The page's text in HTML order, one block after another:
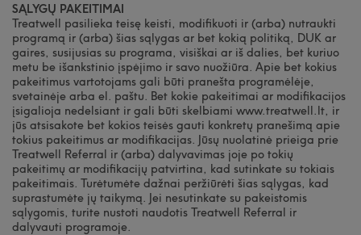
SĄLYGŲ PAKEITIMAI
Treatwell pasilieka teisę keisti, modifikuoti ir (arba) nutraukti
programą ir (arba) šias sąlygas ar bet kokią politiką, DUK ar
gaires, susijusias su programa, visiškai ar iš dalies, bet kuriuo
metu be išankstinio įspėjimo ir savo nuožiūra. Apie bet kokius
pakeitimus vartotojams gali būti pranešta programėlėje,
svetainėje arba el. paštu. Bet kokie pakeitimai ar modifikacijos
įsigalioja nedelsiant ir gali būti skelbiami www.treatwell.lt, ir
jūs atsisakote bet kokios teisės gauti konkretų pranešimą apie
tokius pakeitimus ar modifikacijas. Jūsų nuolatinė prieiga prie
Treatwell Referral ir (arba) dalyvavimas joje po tokių
pakeitimų ar modifikacijų patvirtina, kad sutinkate su tokiais
pakeitimais. Turėtumėte dažnai peržiūrėti šias sąlygas, kad
suprastumėte jų taikymą. Jei nesutinkate su pakeistomis
sąlygomis, turite nustoti naudotis Treatwell Referral ir
dalyvauti programoje.